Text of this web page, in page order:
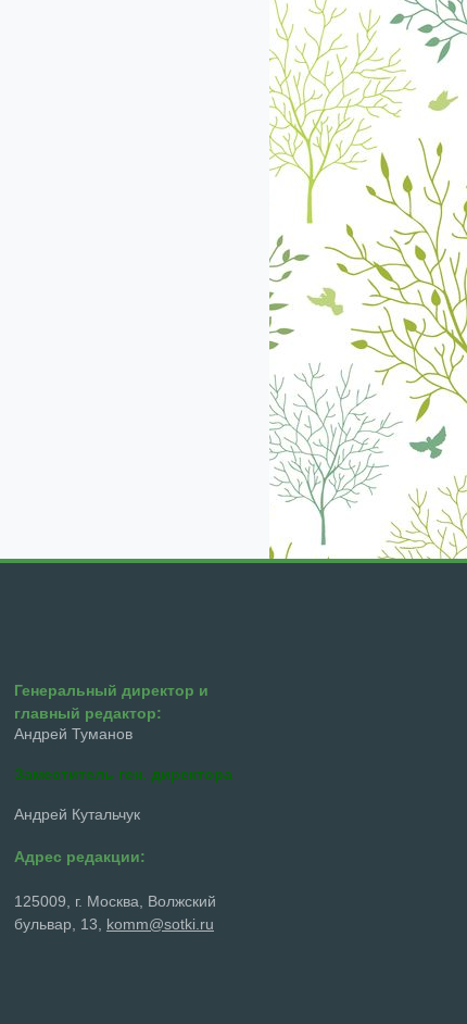
март апрель
Генеральный директор и
главный редактор:
Андрей Туманов
Заместитель ген. директора
Андрей Кутальчук
Адрес редакции:
125009, г. Москва, Волжский
бульвар, 13, komm@sotki.ru